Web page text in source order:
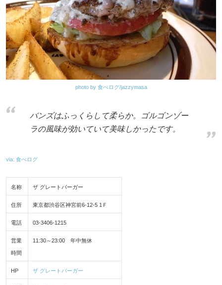
photo by 食べログ/jazzymasa
バンズはふっくらして柔らか。ゴルゴンゾー
ラの風味が効いていて美味しかったです。
via: 食べログ
名称 ザ グレートバーガー
住所 東京都渋谷区神宮前6-12-5 1Ｆ
電話 03-3406-1215
営業
時間
11:30～23:00 年中無休
HP ザ グレートバーガー